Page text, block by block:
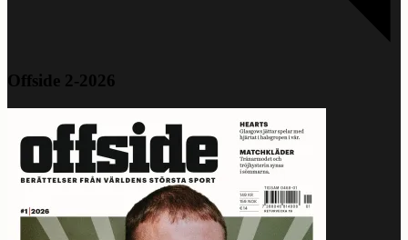
Offside 2-2026